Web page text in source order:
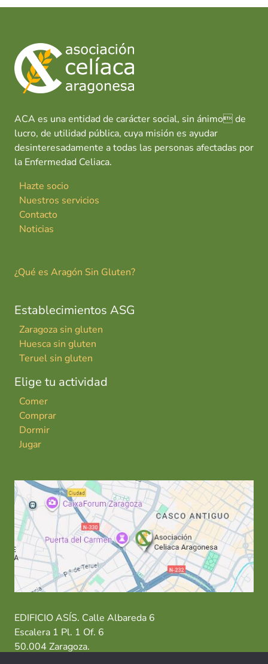
ACA es una entidad de carácter social, sin ánimo de
lucro, de utilidad pública, cuya misión es ayudar
desinteresadamente a todas las personas afectadas por
la Enfermedad Celiaca.
Hazte socio
Nuestros servicios
Contacto
Noticias
¿Qué es Aragón Sin Gluten?
Establecimientos ASG
Zaragoza sin gluten
Huesca sin gluten
Teruel sin gluten
Elige tu actividad
Comer
Comprar
Dormir
Jugar
EDIFICIO ASÍS. Calle Albareda 6
Escalera 1 Pl. 1 Of. 6
50.004 Zaragoza.